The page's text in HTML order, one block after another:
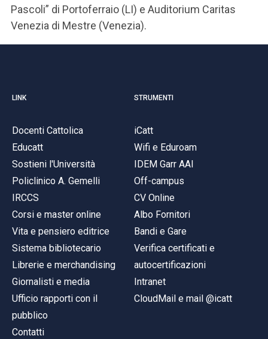
Pascoli” di Portoferraio (LI) e Auditorium Caritas
Venezia di Mestre (Venezia).
LINK
Docenti Cattolica
Educatt
Sostieni l'Università
Policlinico A. Gemelli
IRCCS
Corsi e master online
Vita e pensiero editrice
Sistema bibliotecario
Librerie e merchandising
Giornalisti e media
Ufficio rapporti con il
pubblico
Contatti
STRUMENTI
iCatt
Wifi e Eduroam
IDEM Garr AAI
Off-campus
CV Online
Albo Fornitori
Bandi e Gare
Verifica certificati e
autocertificazioni
Intranet
CloudMail e mail @icatt